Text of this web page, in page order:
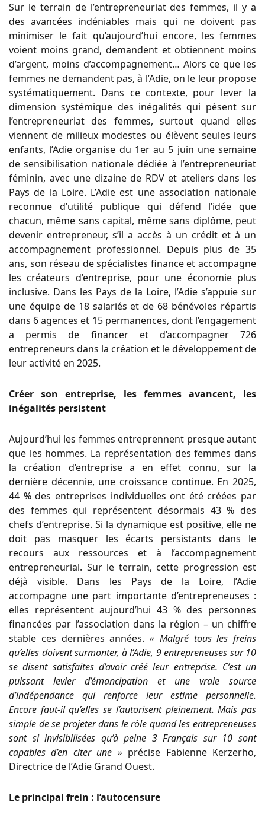
Sur le terrain de l’entrepreneuriat des femmes, il y a
des avancées indéniables mais qui ne doivent pas
minimiser le fait qu’aujourd’hui encore, les femmes
voient moins grand, demandent et obtiennent moins
d’argent, moins d’accompagnement… Alors ce que les
femmes ne demandent pas, à l’Adie, on le leur propose
systématiquement. Dans ce contexte, pour lever la
dimension systémique des inégalités qui pèsent sur
l’entrepreneuriat des femmes, surtout quand elles
viennent de milieux modestes ou élèvent seules leurs
enfants, l’Adie organise du 1er au 5 juin une semaine
de sensibilisation nationale dédiée à l’entrepreneuriat
féminin, avec une dizaine de RDV et ateliers dans les
Pays de la Loire. L’Adie est une association nationale
reconnue d’utilité publique qui défend l’idée que
chacun, même sans capital, même sans diplôme, peut
devenir entrepreneur, s’il a accès à un crédit et à un
accompagnement professionnel. Depuis plus de 35
ans, son réseau de spécialistes finance et accompagne
les créateurs d’entreprise, pour une économie plus
inclusive. Dans les Pays de la Loire, l’Adie s’appuie sur
une équipe de 18 salariés et de 68 bénévoles répartis
dans 6 agences et 15 permanences, dont l’engagement
a permis de financer et d’accompagner 726
entrepreneurs dans la création et le développement de
leur activité en 2025.
Créer son entreprise, les femmes avancent, les
inégalités persistent
Aujourd’hui les femmes entreprennent presque autant
que les hommes. La représentation des femmes dans
la création d’entreprise a en effet connu, sur la
dernière décennie, une croissance continue. En 2025,
44 % des entreprises individuelles ont été créées par
des femmes qui représentent désormais 43 % des
chefs d’entreprise. Si la dynamique est positive, elle ne
doit pas masquer les écarts persistants dans le
recours aux ressources et à l’accompagnement
entrepreneurial. Sur le terrain, cette progression est
déjà visible. Dans les Pays de la Loire, l’Adie
accompagne une part importante d’entrepreneuses :
elles représentent aujourd’hui 43 % des personnes
financées par l’association dans la région – un chiffre
stable ces dernières années. « Malgré tous les freins
qu’elles doivent surmonter, à l’Adie, 9 entrepreneuses sur 10
se disent satisfaites d’avoir créé leur entreprise. C’est un
puissant levier d’émancipation et une vraie source
d’indépendance qui renforce leur estime personnelle.
Encore faut-il qu’elles se l’autorisent pleinement. Mais pas
simple de se projeter dans le rôle quand les entrepreneuses
sont si invisibilisées qu’à peine 3 Français sur 10 sont
capables d’en citer une » précise Fabienne Kerzerho,
Directrice de l’Adie Grand Ouest.
Le principal frein : l’autocensure